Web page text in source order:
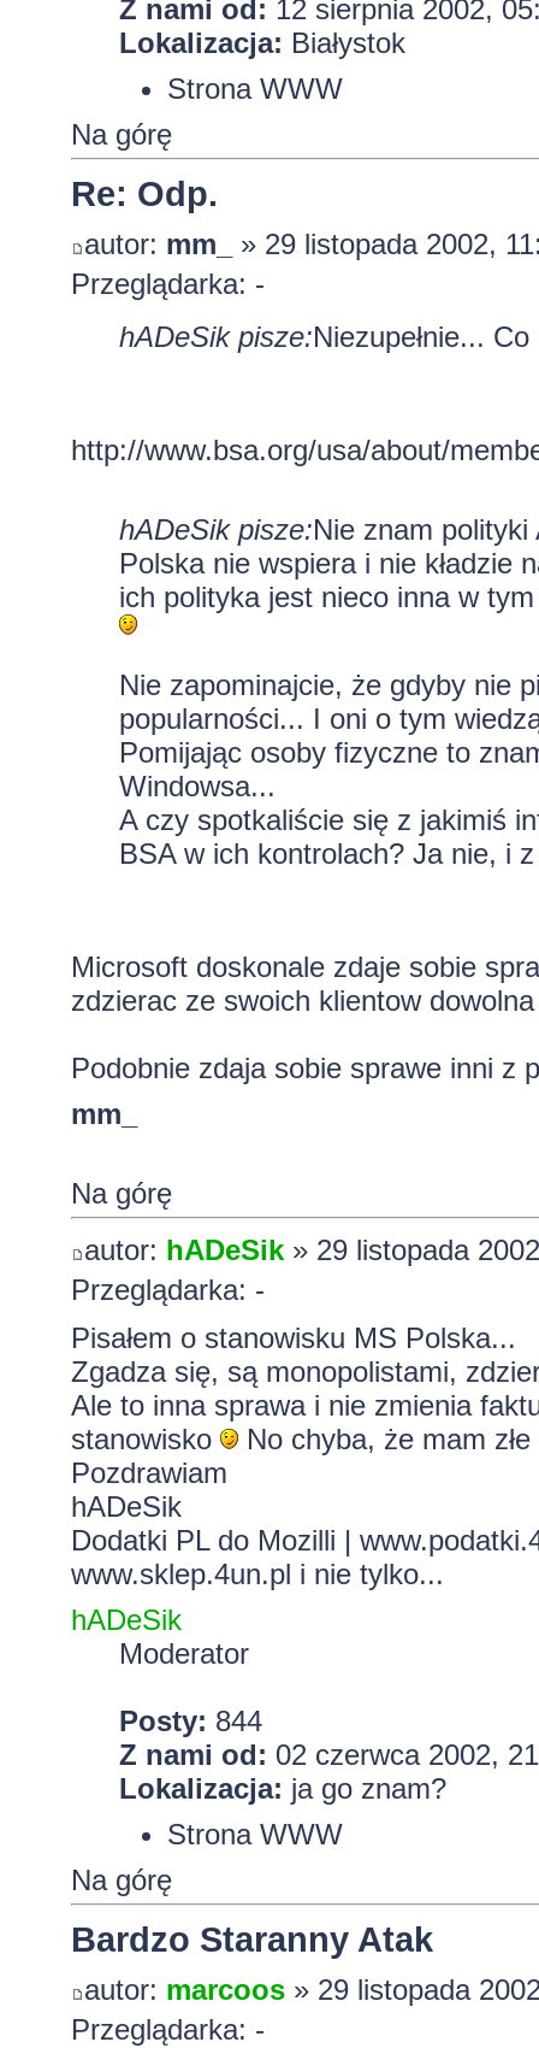
Z nami od: 12 sierpnia 2002,
Lokalizacja: Białystok
Strona WWW
Na górę
Re: Odp.
autor: mm_
» 29 listopada 2002,
Przeglądarka: -
hADeSik pisze:Niezupełnie...
http://www.bsa.org/usa/about/
hADeSik pisze:Nie znam
Polska nie wspiera i nie kładzie
ich polityka jest nieco inna w
Nie zapominajcie, że gdyby nie
popularności... I oni o tym
Pomijając osoby fizyczne to
Windowsa...
A czy spotkaliście się z jakimiś
BSA w ich kontrolach? Ja nie, i
Microsoft doskonale zdaje sobie
zdzierac ze swoich klientow
Podobnie zdaja sobie sprawe inni z
mm_
Na górę
autor: hADeSik» 29 listopada
Przeglądarka: -
Pisałem o stanowisku MS Polska...
Zgadza się, są monopolistami,
Ale to inna sprawa i nie zmienia
stanowisko
No chyba, że mam
Pozdrawiam
hADeSik
Dodatki PL do Mozilli |
www.sklep.4un.pl i nie tylko...
hADeSik
Moderator
Posty: 844
Z nami od: 02 czerwca 2002,
Lokalizacja: ja go znam?
Strona WWW
Na górę
Bardzo Staranny Atak
autor: marcoos» 29 listopada
Przeglądarka: -